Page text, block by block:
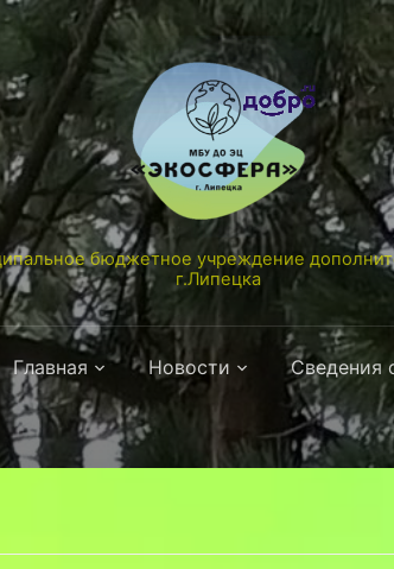
бюджетное учреждение
г.Липецка
Главная Новости Сведения